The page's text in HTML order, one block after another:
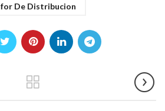
De Distribucion